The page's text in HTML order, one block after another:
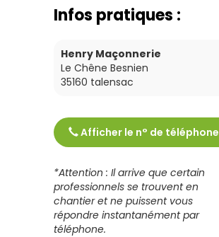
Infos pratiques :
Henry Maçonnerie
Le Chêne Besnien
35160 talensac
Afficher le n° de téléphone
Tél : 0299090568
*Attention : Il arrive que certain
professionnels se trouvent en
chantier et ne puissent vous
répondre instantanément par
téléphone.